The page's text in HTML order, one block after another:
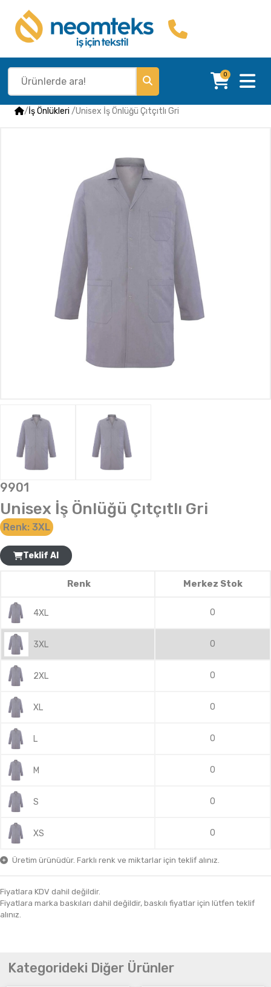
0
/İş Önlükleri /Unisex İş Önlüğü Çıtçıtlı Gri
9901
Unisex İş Önlüğü Çıtçıtlı Gri
Renk: 3XL
Teklif Al
Renk Merkez Stok
4XL 0
3XL 0
2XL 0
XL 0
L 0
M 0
S 0
XS 0
Üretim ürünüdür. Farklı renk ve miktarlar için teklif alınız.
Fiyatlara KDV dahil değildir.
Fiyatlara marka baskıları dahil değildir, baskılı fiyatlar için lütfen teklif
alınız.
Kategorideki Diğer Ürünler